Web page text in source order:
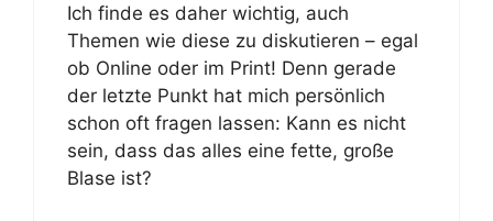
Ich finde es daher wichtig, auch
Themen wie diese zu diskutieren – egal
ob Online oder im Print! Denn gerade
der letzte Punkt hat mich persönlich
schon oft fragen lassen: Kann es nicht
sein, dass das alles eine fette, große
Blase ist?